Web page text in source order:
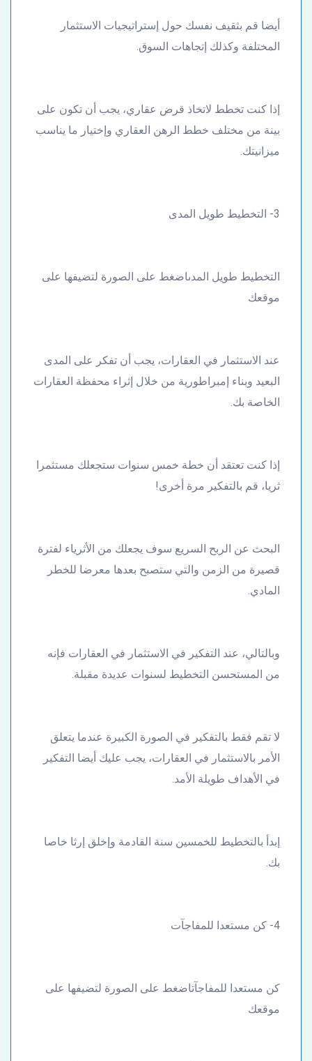
أيضا قم بثقيف نفسك حول إستراتيجيات الاستثمار
المختلفة وكذلك إتجاهات السوق.
إذا كنت تخطط لاتخاذ قرض عقاري، يجب أن تكون على
بينة من مختلف خطط الرهن العقاري وإختيار ما يناسب
ميزانيتك.
3- التخطيط طويل المدى
التخطيط طويل المدىاضغط على الصورة لتضيفها على
موقعك
عند الاستثمار في العقارات، يجب أن تفكر على المدى
البعيد وبناء إمبراطورية من خلال إثراء محفظة العقارات
الخاصة بك.
إذا كنت تعتقد أن خطة خمس سنوات ستجعلك مستثمرا
ثريا، قم بالتفكير مرة أخرى!
البحث عن الربح السريع سوف يجعلك من الأثرياء لفترة
قصيرة من الزمن والتي ستصبح بعدها معرضا للخطر
المادي.
وبالتالي، عند التفكير في الاستثمار في العقارات فإنه
من المستحسن التخطيط لسنوات عديدة مقبلة.
لا تقم فقط بالتفكير في الصورة الكبيرة عندما يتعلق
الأمر بالاستثمار في العقارات، يجب عليك أيضا التفكير
في الأهداف طويلة الأمد.
إبدأ بالتخطيط للخمسين سنة القادمة وإخلق إرثا خاصا
بك.
4- كن مستعدا للمفاجآت
كن مستعدا للمفاجآتاضغط على الصورة لتضيفها على
موقعك